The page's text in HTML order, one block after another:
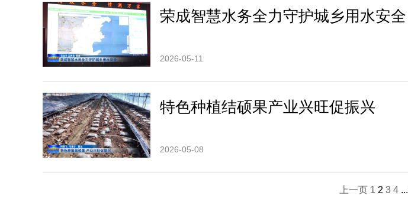
荣成智慧水务全力守护城乡用水安全
2026-05-11
特色种植结硕果产业兴旺促振兴
2026-05-08
上一页 1 2 3 4 ...